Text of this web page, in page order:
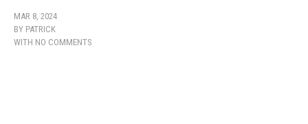
MAR 8, 2024
BY PATRICK
WITH NO COMMENTS